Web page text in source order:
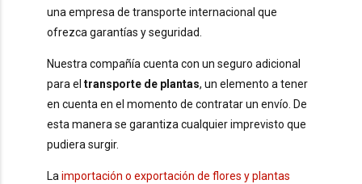
una empresa de transporte internacional que
ofrezca garantías y seguridad.
Nuestra compañía cuenta con un seguro adicional
para el transporte de plantas, un elemento a tener
en cuenta en el momento de contratar un envío. De
esta manera se garantiza cualquier imprevisto que
pudiera surgir.
Laimportación o exportación de flores y plantas